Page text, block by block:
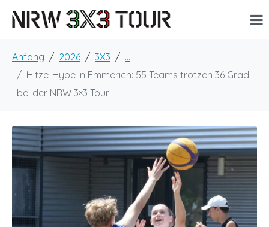
Anfang 2026 3X3
...
Hitze-Hype in Emmerich: 55 Teams trotzen 36 Grad
bei der NRW 3×3 Tour